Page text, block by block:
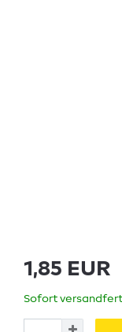
1,85 EUR
Sofort